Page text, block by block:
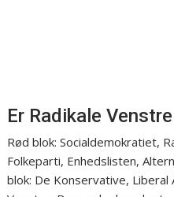
Er Radikale
Rød blok: Socialdemokratiet,
Folkeparti, Enhedslisten,
blok: De Konservative, Liberal